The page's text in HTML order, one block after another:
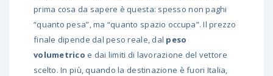
prima cosa da sapere è questa: spesso non paghi
“quanto pesa”, ma “quanto spazio occupa”. Il prezzo
finale dipende dal peso reale, dal peso
volumetrico e dai limiti di lavorazione del vettore
scelto. In più, quando la destinazione è fuori Italia,